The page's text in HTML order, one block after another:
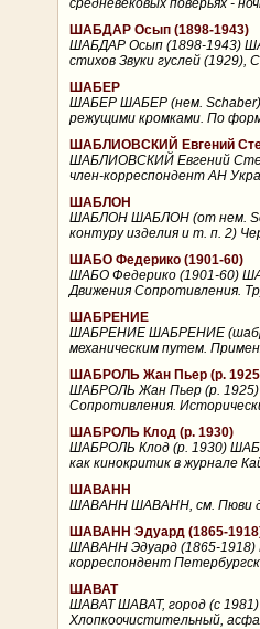
средневековых поверьях -
ШАБДАР Осып (1898-1943)
ШАБДАР Осып (1898-1943)
стихов Звуки гуслей
ШАБЕР
ШАБЕР ШАБЕР (нем.
режущими кромками. По
ШАБЛИОВСКИЙ Евгений
ШАБЛИОВСКИЙ Евгений
член-корреспондент АН
ШАБЛОН
ШАБЛОН ШАБЛОН (от нем.
контуру изделия и т. п. 2)
ШАБО Федерико (1901-60)
ШАБО Федерико (1901-60)
Движения Сопротивления.
ШАБРЕНИЕ
ШАБРЕНИЕ ШАБРЕНИЕ
механическим путем.
ШАБРОЛЬ Жан Пьер (р.
ШАБРОЛЬ Жан Пьер (р. 1925)
Сопротивления.
ШАБРОЛЬ Клод (р. 1930)
ШАБРОЛЬ Клод (р. 1930)
как кинокритик в журнале
ШАВАНН
ШАВАНН ШАВАНН, см. Пюви
ШАВАНН Эдуард (1865-
ШАВАНН Эдуард (1865-1918)
корреспондент
ШАВАТ
ШАВАТ ШАВАТ, город (с
Хлопкоочистительный,